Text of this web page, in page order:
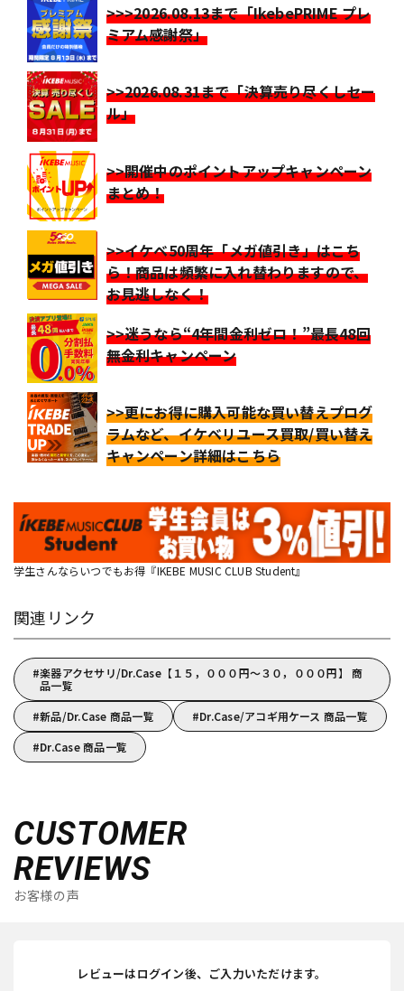
>>>2026.08.13まで「IkebePRIME プレ
ミアム感謝祭」
>>2026.08.31まで「決算売り尽くしセー
ル」
>>開催中のポイントアップキャンペーン
まとめ！
>>イケベ50周年「メガ値引き」はこち
ら！商品は頻繁に入れ替わりますので、
お見逃しなく！
>>迷うなら“4年間金利ゼロ！”最長48回
無金利キャンペーン
>>更にお得に購入可能な買い替えプログ
ラムなど、イケベリユース買取/買い替え
キャンペーン詳細はこちら
学生さんならいつでもお得『IKEBE MUSIC CLUB Student』
関連リンク
楽器アクセサリ/Dr.Case【１５，０００円～３０，０００円】 商
品一覧
新品/Dr.Case 商品一覧
Dr.Case/アコギ用ケース 商品一覧
Dr.Case 商品一覧
CUSTOMER
REVIEWS
お客様の声
レビューはログイン後、ご入力いただけます。